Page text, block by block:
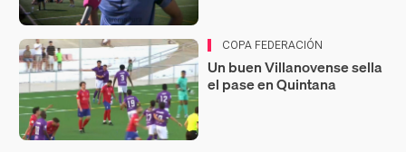
COPA FEDERACIÓN
Un buen Villanovense sella
el pase en Quintana